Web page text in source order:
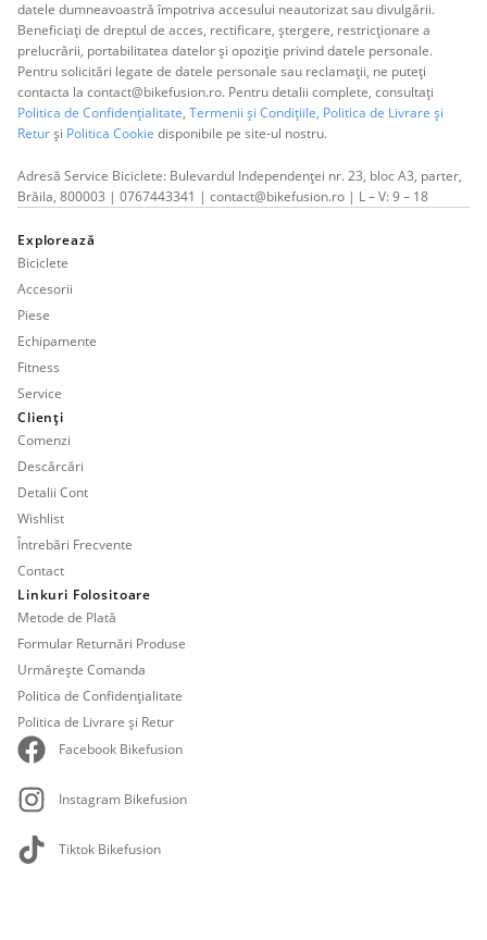
datele dumneavoastră împotriva accesului neautorizat sau divulgării.
Beneficiați de dreptul de acces, rectificare, ștergere, restricționare a
prelucrării, portabilitatea datelor și opoziție privind datele personale.
Pentru solicitări legate de datele personale sau reclamații, ne puteți
contacta la contact@bikefusion.ro. Pentru detalii complete, consultați
Politica de Confidențialitate, Termenii și Condițiile, Politica de Livrare și
Returși Politica Cookie disponibile pe site-ul nostru.
Adresă Service Biciclete: Bulevardul Independenței nr. 23, bloc A3, parter,
Brăila, 800003 | 0767443341 | contact@bikefusion.ro | L – V: 9 – 18
Explorează
Biciclete
Accesorii
Piese
Echipamente
Fitness
Service
Clienți
Comenzi
Descărcări
Detalii Cont
Wishlist
Întrebări Frecvente
Contact
Linkuri Folositoare
Metode de Plată
Formular Returnări Produse
Urmărește Comanda
Politica de Confidențialitate
Politica de Livrare și Retur
Facebook Bikefusion
Instagram Bikefusion
Tiktok Bikefusion